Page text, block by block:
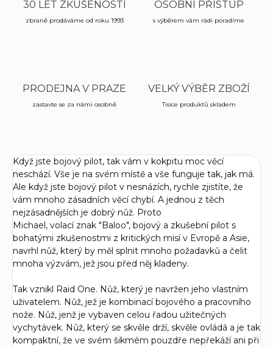
30 LET ZKUŠENOSTÍ
zbraně prodáváme od roku 1993
OSOBNÍ PŘÍSTUP
s výběrem vám rádi poradíme
PRODEJNA V PRAZE
zastavte se za námi osobně
VELKÝ VÝBĚR ZBOŽÍ
Tisíce produktů skladem
Když jste bojový pilot, tak vám v kokpitu moc věcí
neschází. Vše je na svém místě a vše funguje tak, jak má.
Ale když jste bojový pilot v nesnázích, rychle zjistíte, že
vám mnoho zásadních věcí chybí. A jednou z těch
nejzásadnějších je dobrý nůž. Proto
Michael, volací znak "Baloo", bojový a zkušební pilot s
bohatými zkušenostmi z kritických misí v Evropě a Asie,
navrhl nůž, který by měl splnit mnoho požadavků a čelit
mnoha výzvám, jež jsou před něj kladeny.
Tak vznikl Raid One. Nůž, který je navržen jeho vlastním
uživatelem. Nůž, jež je kombinací bojového a pracovního
nože. Nůž, jenž je vybaven celou řadou užitečných
vychytávek. Nůž, který se skvěle drží, skvěle ovládá a je tak
kompaktní, že ve svém šikmém pouzdře nepřekáží ani při